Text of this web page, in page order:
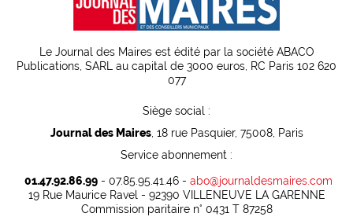
Le Journal des Maires est édité par la société ABACO
Publications, SARL au capital de 3000 euros, RC Paris 102 620
077
Siège social :
Journal des Maires, 18 rue Pasquier, 75008, Paris
Service abonnement :
01.47.92.86.99- 07.85.95.41.46 - abo@journaldesmaires.com
19 Rue Maurice Ravel - 92390 VILLENEUVE LA GARENNE
Commission paritaire n° 0431 T 87258